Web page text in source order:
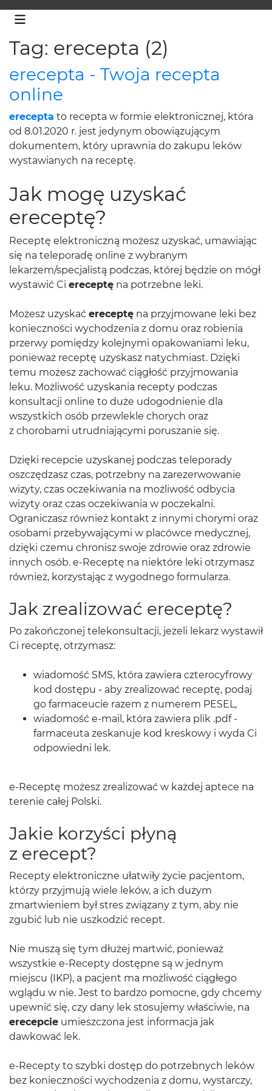
Tag: erecepta (2)
erecepta - Twoja recepta
online
erecepta to recepta w formie elektronicznej, która
od 8.01.2020 r. jest jedynym obowiązującym
dokumentem, który uprawnia do zakupu leków
wystawianych na receptę.
Jak mogę uzyskać
ereceptę?
Receptę elektroniczną możesz uzyskać, umawiając
się na teleporadę online z wybranym
lekarzem/specjalistą podczas, której będzie on mógł
wystawić Ci ereceptę na potrzebne leki.
Możesz uzyskać ereceptę na przyjmowane leki bez
konieczności wychodzenia z domu oraz robienia
przerwy pomiędzy kolejnymi opakowaniami leku,
ponieważ receptę uzyskasz natychmiast. Dzięki
temu możesz zachować ciągłość przyjmowania
leku. Możliwość uzyskania recepty podczas
konsultacji online to duże udogodnienie dla
wszystkich osób przewlekle chorych oraz
z chorobami utrudniającymi poruszanie się.
Dzięki recepcie uzyskanej podczas teleporady
oszczędzasz czas, potrzebny na zarezerwowanie
wizyty, czas oczekiwania na możliwość odbycia
wizyty oraz czas oczekiwania w poczekalni.
Ograniczasz również kontakt z innymi chorymi oraz
osobami przebywającymi w placówce medycznej,
dzięki czemu chronisz swoje zdrowie oraz zdrowie
innych osób. e-Receptę na niektóre leki otrzymasz
również, korzystając z wygodnego formularza.
Jak zrealizować ereceptę?
Po zakończonej telekonsultacji, jeżeli lekarz wystawił
Ci receptę, otrzymasz:
wiadomość SMS, która zawiera czterocyfrowy
kod dostępu - aby zrealizować receptę, podaj
go farmaceucie razem z numerem PESEL,
wiadomość e-mail, która zawiera plik .pdf -
farmaceuta zeskanuje kod kreskowy i wyda Ci
odpowiedni lek.
e-Receptę możesz zrealizować w każdej aptece na
terenie całej Polski.
Jakie korzyści płyną
z erecept?
Recepty elektroniczne ułatwiły życie pacjentom,
którzy przyjmują wiele leków, a ich dużym
zmartwieniem był stres związany z tym, aby nie
zgubić lub nie uszkodzić recept.
Nie muszą się tym dłużej martwić, ponieważ
wszystkie e-Recepty dostępne są w jednym
miejscu (IKP), a pacjent ma możliwość ciągłego
wglądu w nie. Jest to bardzo pomocne, gdy chcemy
upewnić się, czy dany lek stosujemy właściwie, na
erecepcie umieszczona jest informacja jak
dawkować lek.
e-Recepty to szybki dostęp do potrzebnych leków
bez konieczności wychodzenia z domu, wystarczy,